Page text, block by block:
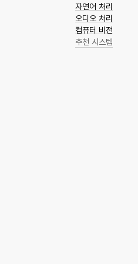
자연어 처리
오디오 처리
컴퓨터 비전
추천 시스템